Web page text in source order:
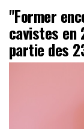
"Former
cavistes
partie des